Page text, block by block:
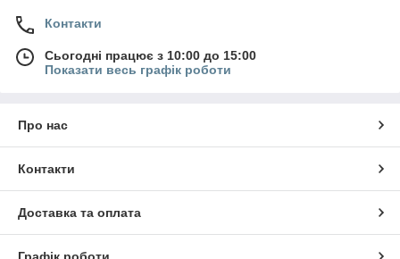
Контакти
Сьогодні працює з 10:00 до 15:00
Показати весь графік роботи
Про нас
Контакти
Доставка та оплата